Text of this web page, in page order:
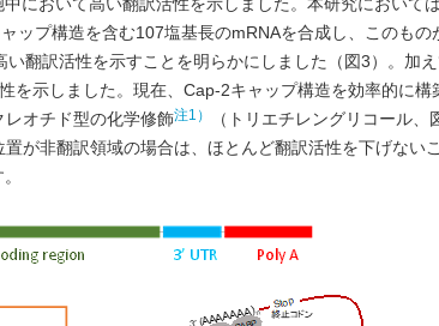
において高い翻訳活性を示しました。本研究において
ップ構造を含む107塩基長のmRNAを合成し、このもの
翻訳活性を示すことを明らかにしました（図3）。加
を示しました。現在、Cap-2キャップ構造を効率的に
オチド型の化学修飾注1）
（トリエチレングリコール
が非翻訳領域の場合は、ほとんど翻訳活性を下げない